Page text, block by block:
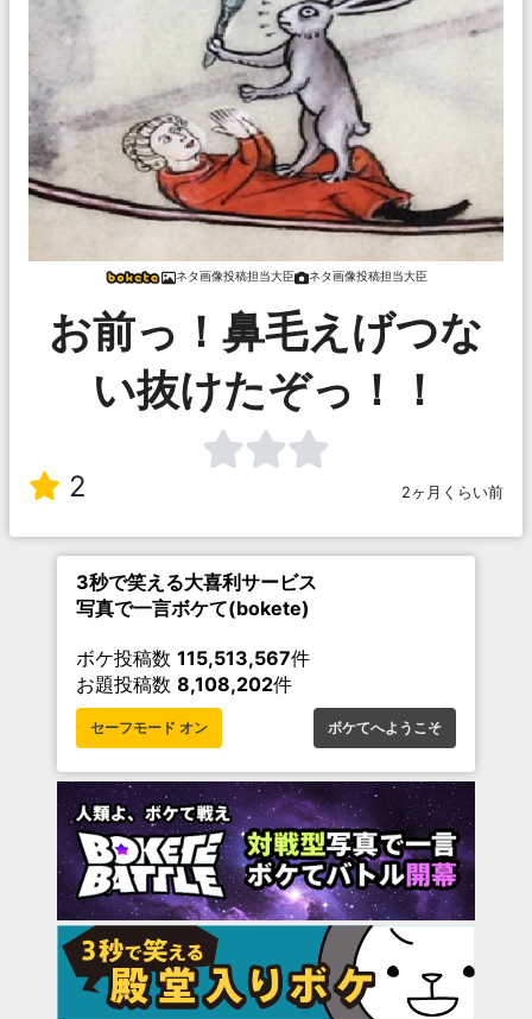
ネタ画像投稿担当大臣 ネタ画像投稿担当大臣
お前っ！鼻毛えげつな
い抜けたぞっ！！
2 2ヶ月くらい前
3秒で笑える大喜利サービス
写真で一言ボケて(bokete)
ボケ投稿数 115,513,567件
お題投稿数 8,108,202件
セーフモード オン ボケてへようこそ